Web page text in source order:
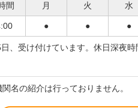
間 月 火 水
● ● ●
、受け付けています。休日深夜時
名の紹介は行っておりません。